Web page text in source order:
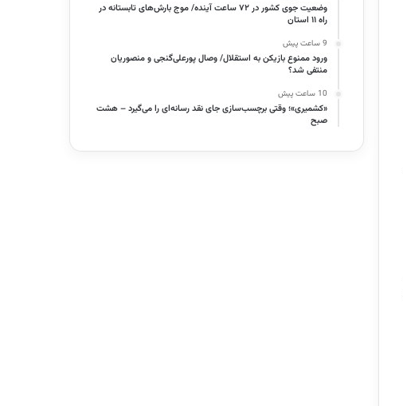
وضعیت جوی کشور در ۷۲ ساعت آینده/ موج بارش‌های تابستانه در
راه ۱۱ استان
9 ساعت پیش
ورود ممنوع بازیکن به استقلال/ وصال پورعلی‌گنجی و منصوریان
منتفی شد؟
10 ساعت پیش
«کشمیری»؛ وقتی برچسب‌سازی جای نقد رسانه‌ای را می‌گیرد – هشت
صبح